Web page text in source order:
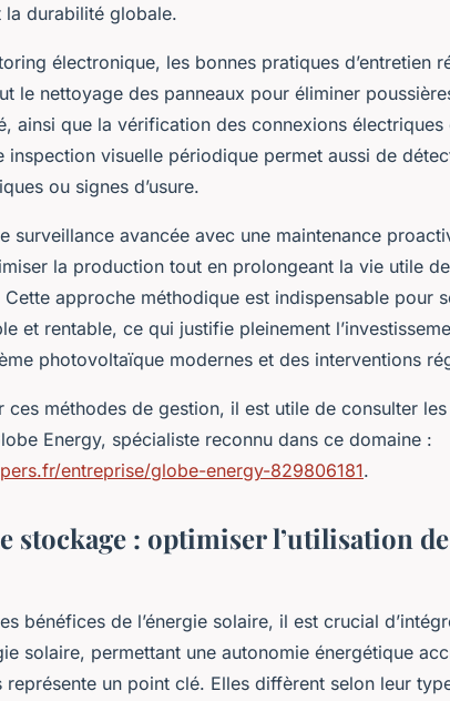
la durabilité globale.
électronique, les bonnes pratiques d’entretien
le nettoyage des panneaux pour éliminer
ainsi que la vérification des connexions
inspection visuelle périodique permet aussi de
ou signes d’usure.
surveillance avancée avec une maintenance
la production tout en prolongeant la vie utile
approche méthodique est indispensable pour
et rentable, ce qui justifie pleinement
photovoltaïque modernes et des interventions
ces méthodes de gestion, il est utile de consulter
Energy, spécialiste reconnu dans ce domaine :
entreprise/globe-energy-829806181.
stockage : optimiser l’utilisation
bénéfices de l’énergie solaire, il est crucial
solaire, permettant une autonomie énergétique
représente un point clé. Elles diffèrent selon leur